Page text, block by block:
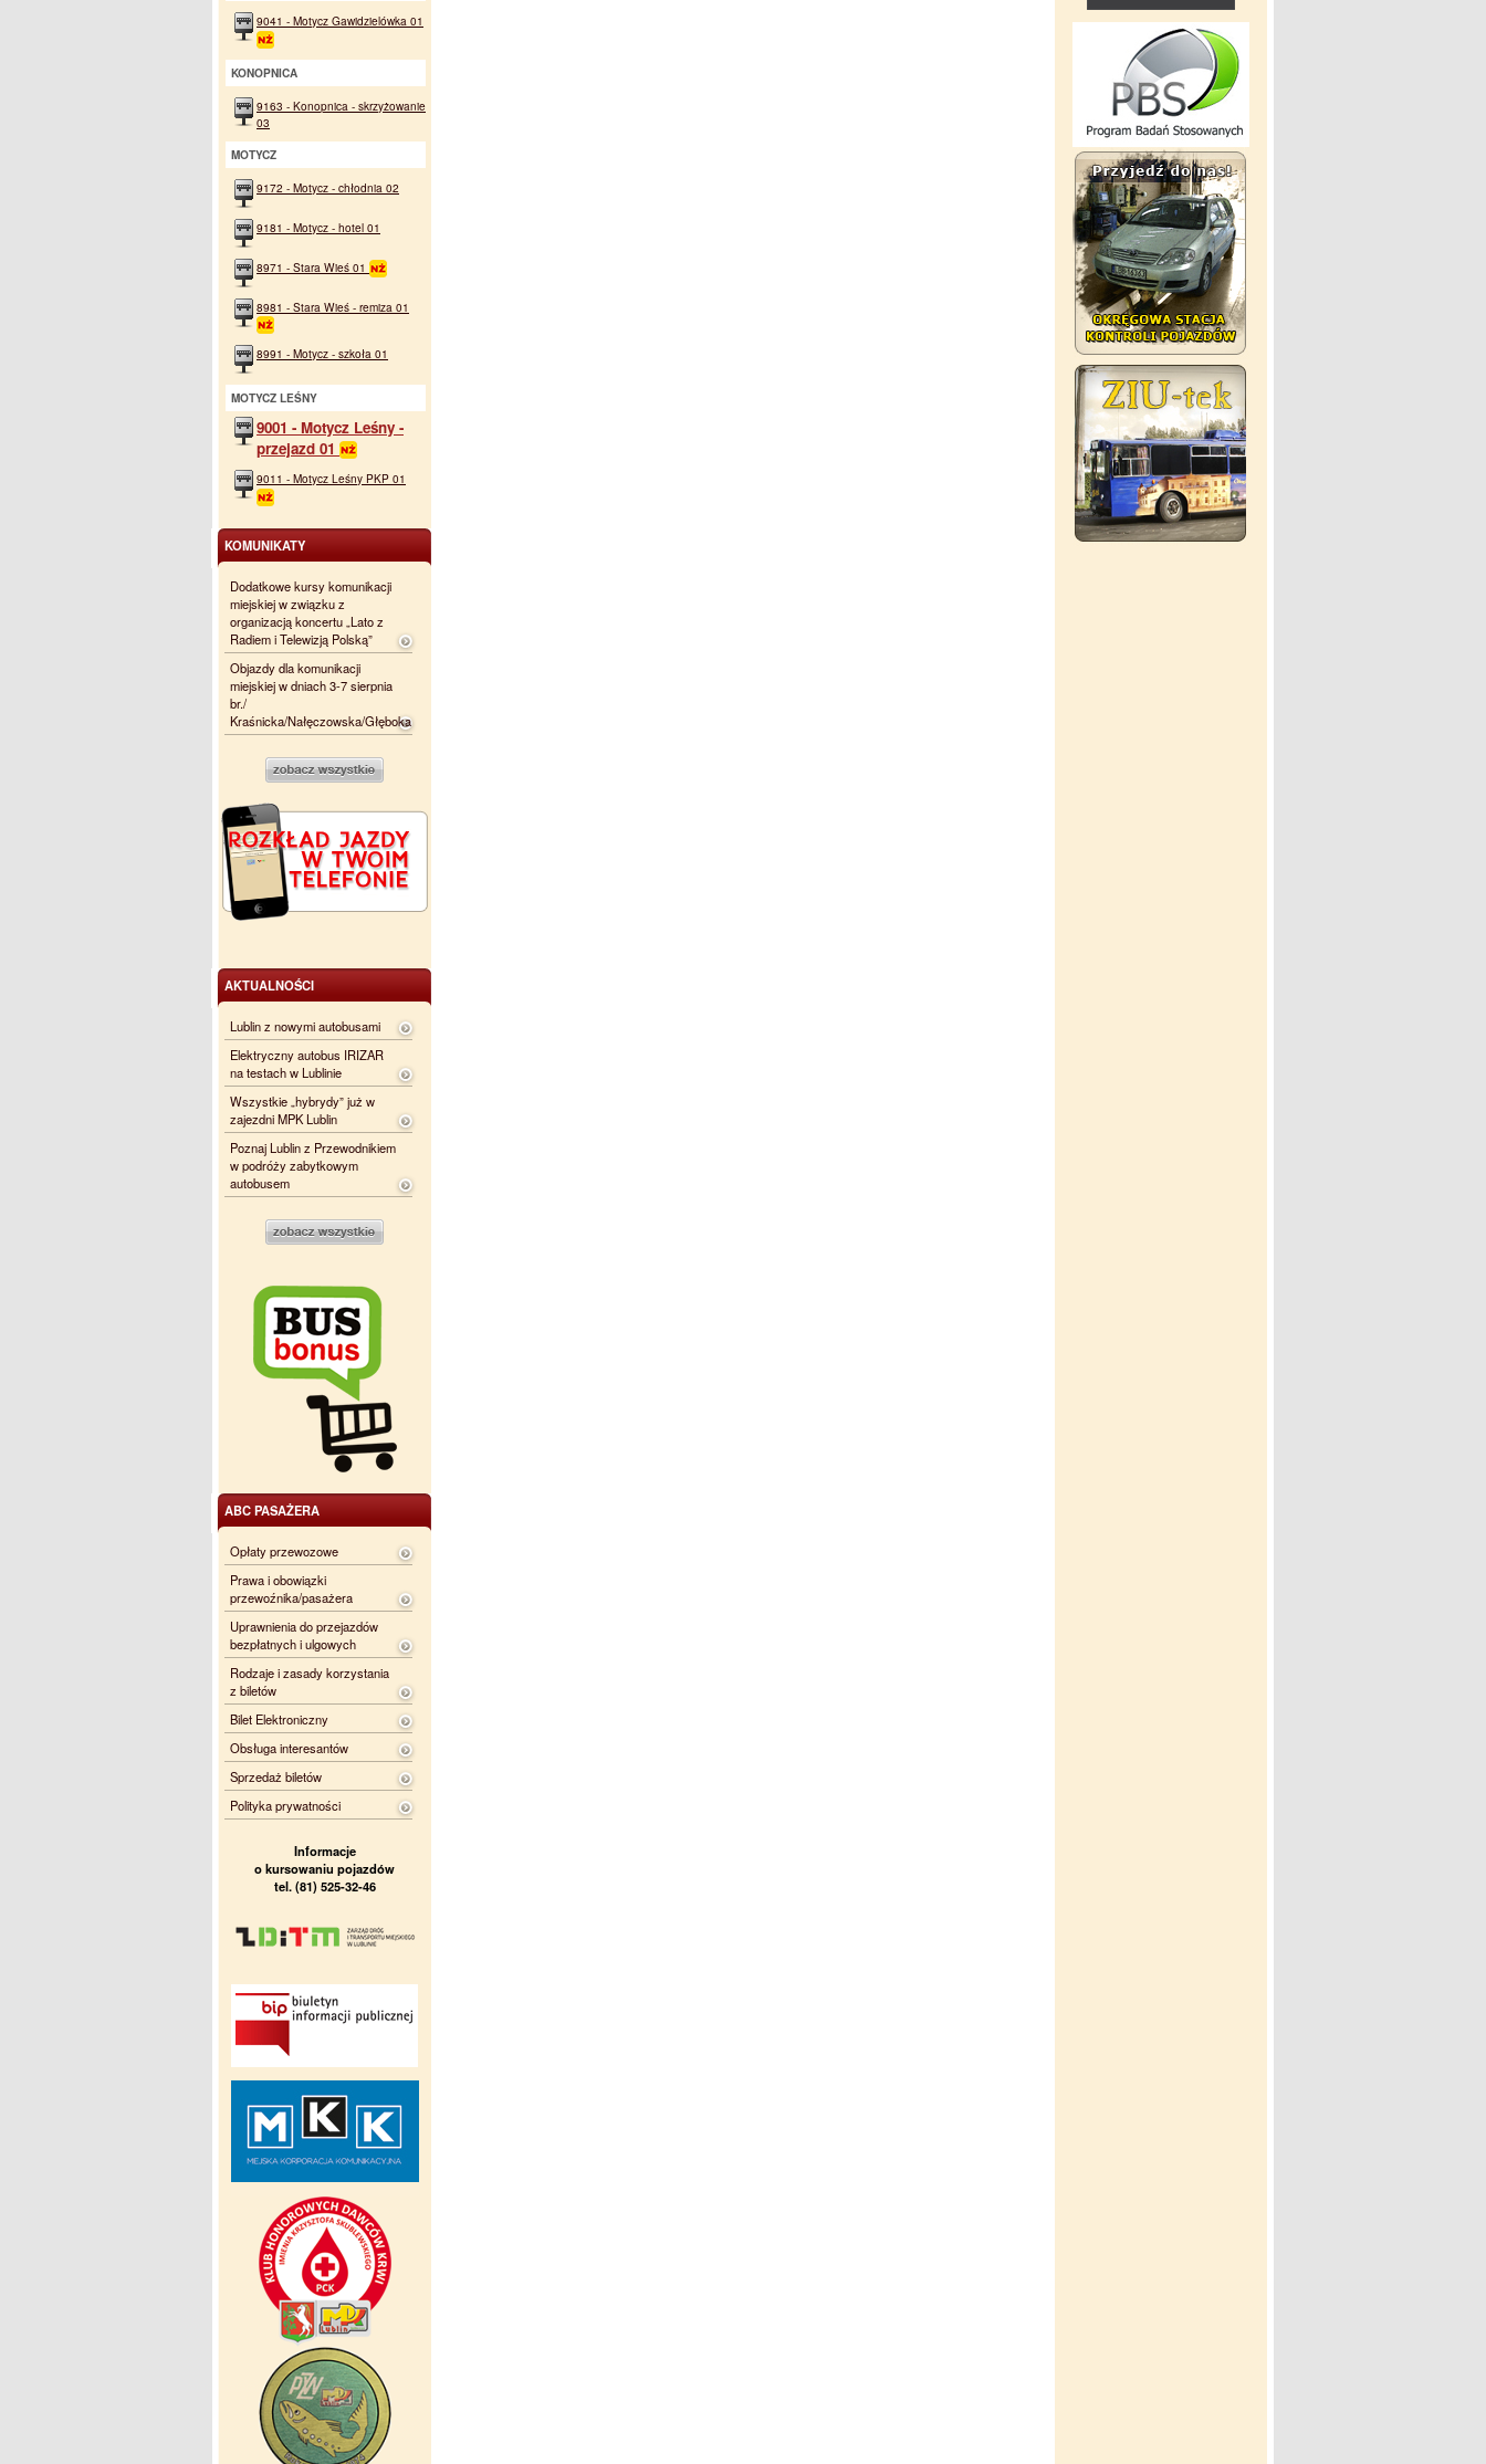
9041 - Motycz Gawidzielówka 01
KONOPNICA
9163 - Konopnica - skrzyżowanie
03
MOTYCZ
9172 - Motycz - chłodnia 02
9181 - Motycz - hotel 01
8971 - Stara Wieś 01
8981 - Stara Wieś - remiza 01
8991 - Motycz - szkoła 01
MOTYCZ LEŚNY
9001 - Motycz Leśny -
przejazd 01
9011 - Motycz Leśny PKP 01
KOMUNIKATY
Dodatkowe kursy komunikacji
miejskiej w związku z
organizacją koncertu „Lato z
Radiem i Telewizją Polską”
Objazdy dla komunikacji
miejskiej w dniach 3-7 sierpnia
br./
Kraśnicka/Nałęczowska/Głęboka
AKTUALNOŚCI
Lublin z nowymi autobusami
Elektryczny autobus IRIZAR
na testach w Lublinie
Wszystkie „hybrydy” już w
zajezdni MPK Lublin
Poznaj Lublin z Przewodnikiem
w podróży zabytkowym
autobusem
ABC PASAŻERA
Opłaty przewozowe
Prawa i obowiązki
przewoźnika/pasażera
Uprawnienia do przejazdów
bezpłatnych i ulgowych
Rodzaje i zasady korzystania
z biletów
Bilet Elektroniczny
Obsługa interesantów
Sprzedaż biletów
Polityka prywatności
Informacje
o kursowaniu pojazdów
tel. (81) 525-32-46